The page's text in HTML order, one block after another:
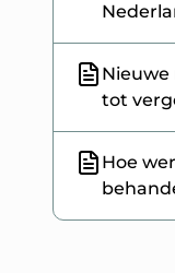
tot
Hoe